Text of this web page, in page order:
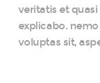
veritatis et
explicabo.
voluptas sit,